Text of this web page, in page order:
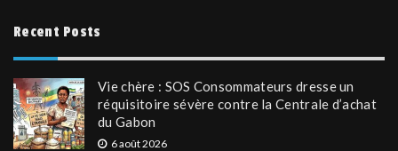
Recent Posts
Vie chère : SOS Consommateurs dresse un
réquisitoire sévère contre la Centrale d’achat
du Gabon
6 août 2026